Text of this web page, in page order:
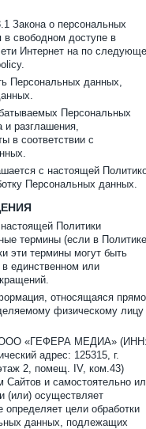
Закона о персональных
в свободном доступе в
Интернет на по
Персональных данных,
Персональных
и разглашения,
в соответствии с
с настоящей
Персональных данных.
Политики
термины (если в Политике
эти термины могут быть
единственном или
относящаяся прямо
физическому лицу
ООО «ГЕФЕРА МЕДИА»
адрес: 125315, г.
2, помещ. IV, ком.43)
Сайтов и самостоятельно
(или) осуществляет
цели обработки
данных, подлежащих